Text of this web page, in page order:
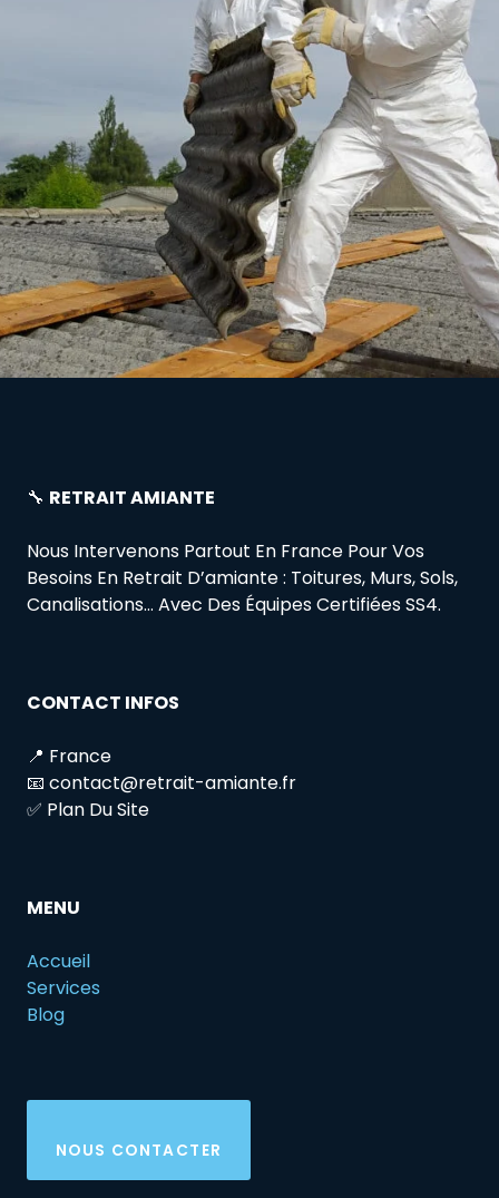
🔧 RETRAIT AMIANTE
Nous Intervenons Partout En France Pour Vos
Besoins En Retrait D’amiante : Toitures, Murs, Sols,
Canalisations… Avec Des Équipes Certifiées SS4.
CONTACT INFOS
📍 France
📧 contact@retrait-amiante.fr
✅ Plan Du Site
MENU
Accueil
Services
Blog
NOUS CONTACTER